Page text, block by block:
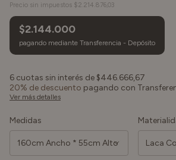
Precio sin impuestos $2.214.876,03
$2.144.000
6 cuotas sin interés de $446.666,67
20% de descuento pagando con
Ver más detalles
Medidas